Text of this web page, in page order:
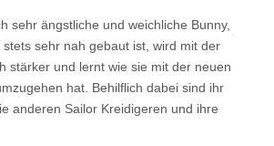
sehr ängstliche und weichliche Bunny,
stets sehr nah gebaut ist, wird mit der
stärker und lernt wie sie mit der neuen
hat. Behilflich dabei sind ihr
anderen Sailor Kreidigeren und ihre